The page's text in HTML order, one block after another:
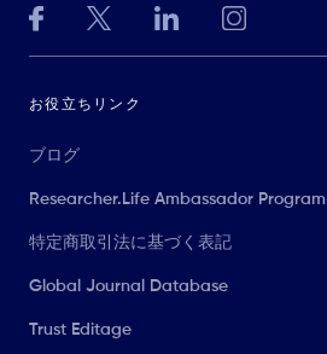
お役立ちリンク
ブログ
Researcher.Life Ambassador Program
特定商取引法に基づく表記
Global Journal Database
Trust Editage